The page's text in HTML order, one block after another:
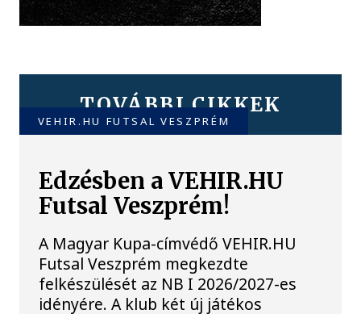
TOVÁBBI CIKKEK
VEHIR.HU FUTSAL VESZPRÉM
Edzésben a VEHIR.HU
Futsal Veszprém!
A Magyar Kupa-címvédő VEHIR.HU
Futsal Veszprém megkezdte
felkészülését az NB I 2026/2027-es
idényére. A klub két új játékos